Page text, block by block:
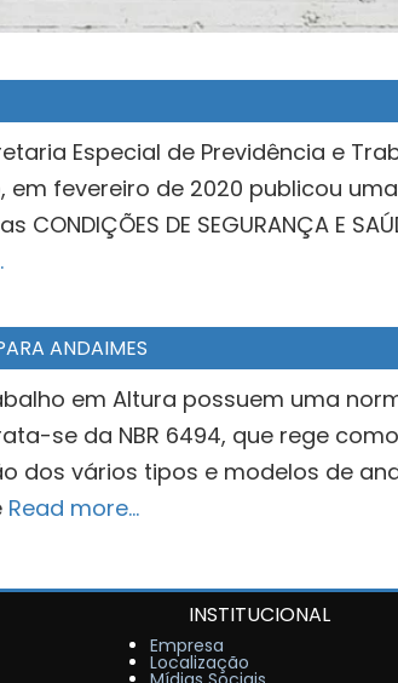
Especial de Previdência e
em fevereiro de 2020 publicou
DE SEGURANÇA E
ANDAIMES
em Altura possuem uma
se da NBR 6494, que rege
dos vários tipos e modelos de
Read more…
INSTITUCIONAL
Empresa
Localização